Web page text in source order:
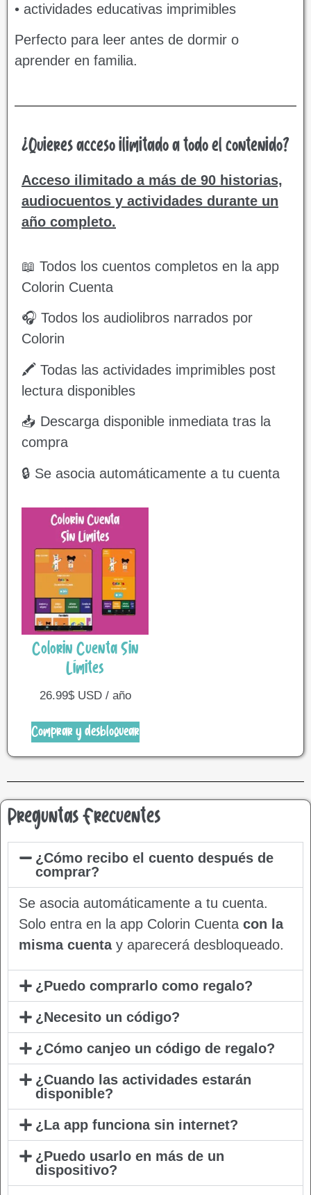
• actividades educativas imprimibles
Perfecto para leer antes de dormir o
aprender en familia.
¿Quieres acceso ilimitado a todo el contenido?
Acceso ilimitado a más de 90 historias,
audiocuentos y actividades durante un
año completo.
📖 Todos los cuentos completos en la app
Colorin Cuenta
🎧 Todos los audiolibros narrados por
Colorin
🖍️ Todas las actividades imprimibles post
lectura disponibles
📥 Descarga disponible inmediata tras la
compra
🔒 Se asocia automáticamente a tu cuenta
Colorin Cuenta Sin
Límites
26.99$USD / año
Comprar y desbloquear
Preguntas Frecuentes
¿Cómo recibo el cuento después de
comprar?
Se asocia automáticamente a tu cuenta.
Solo entra en la app Colorin Cuenta con la
misma cuentay aparecerá desbloqueado.
¿Puedo comprarlo como regalo?
¿Necesito un código?
¿Cómo canjeo un código de regalo?
¿Cuando las actividades estarán
disponible?
¿La app funciona sin internet?
¿Puedo usarlo en más de un
dispositivo?